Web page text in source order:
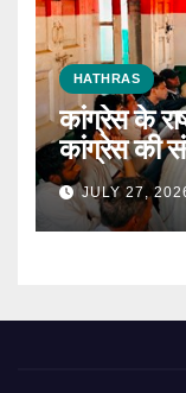
HATHRAS
कांग्रेस के
कांग्रेस की
JULY 27,